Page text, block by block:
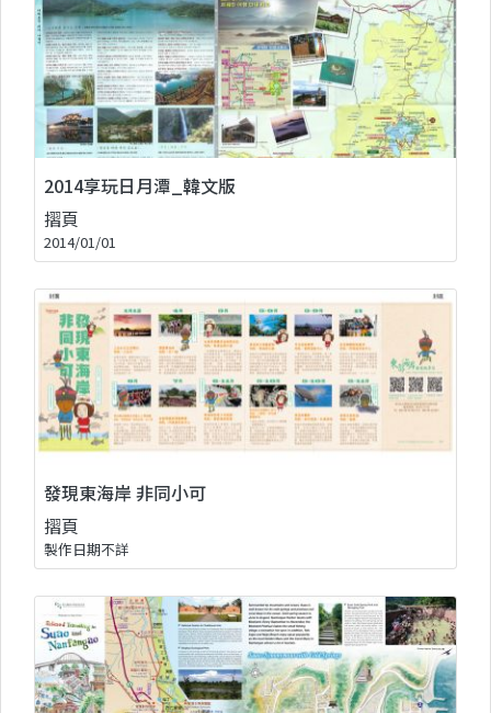
2014享玩日月潭_韓文版
摺頁
2014/01/01
發現東海岸 非同小可
摺頁
製作日期不詳